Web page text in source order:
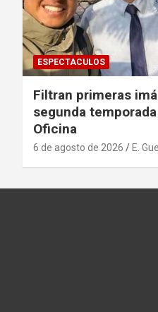
ESPECTACULOS
Filtran primeras
segunda
Oficina
6 de agosto de 2026 E.